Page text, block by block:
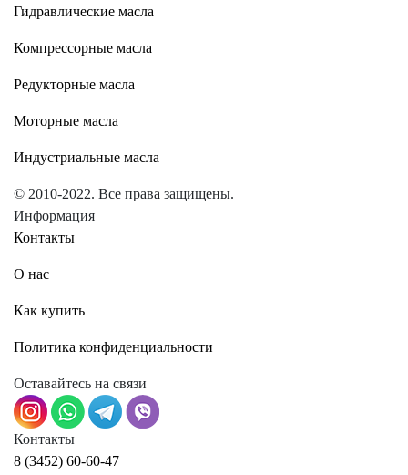
Гидравлические масла
Компрессорные масла
Редукторные масла
Моторные масла
Индустриальные масла
© 2010-2022. Все права защищены.
Информация
Контакты
О нас
Как купить
Политика конфиденциальности
Оставайтесь на связи
Контакты
8 (3452) 60-60-47